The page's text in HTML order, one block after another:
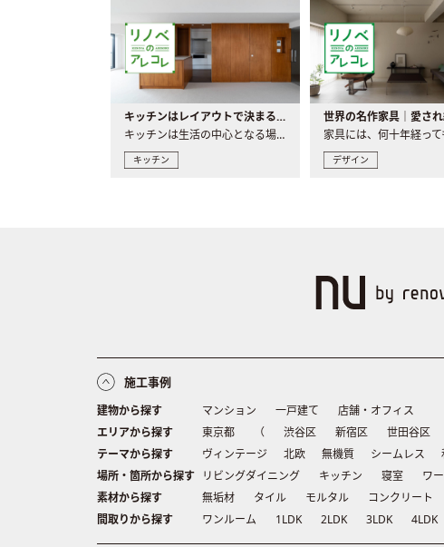
キッチンはレイアウトで決まる。後悔しないための考え方と選び方
キッチンは生活の中心となる場所だからこそ、家の中のどこに置..
キッチン デザイン
施工事例
建物から探す マンション 一戸建て
店舗・オフィス
エリアから探す
東京都 （ 渋谷区 新宿区 世田谷区
テーマから探す
ヴィンテージ 北欧 無機質 シームレス
場所・箇所から探す リビングダイニング キッチン 寝室 ワ
素材から探す
無垢材 タイル モルタル コンクリート
間取りから探す
ワンルーム 1LDK 2LDK 3LDK 4LDK